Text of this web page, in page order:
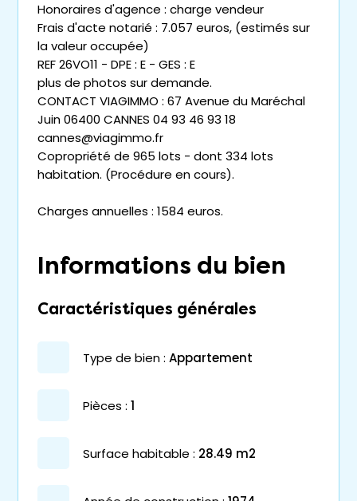
Honoraires d'agence : charge vendeur
Frais d'acte notarié : 7.057 euros, (estimés sur
la valeur occupée)
REF 26VO11 - DPE : E - GES : E
plus de photos sur demande.
CONTACT VIAGIMMO : 67 Avenue du Maréchal
Juin 06400 CANNES 04 93 46 93 18
cannes@viagimmo.fr
Copropriété de 965 lots - dont 334 lots
habitation. (Procédure en cours).
Charges annuelles : 1584 euros.
Informations du bien
Caractéristiques générales
type de bien : appartement
pièces : 1
surface habitable : 28.49 m2